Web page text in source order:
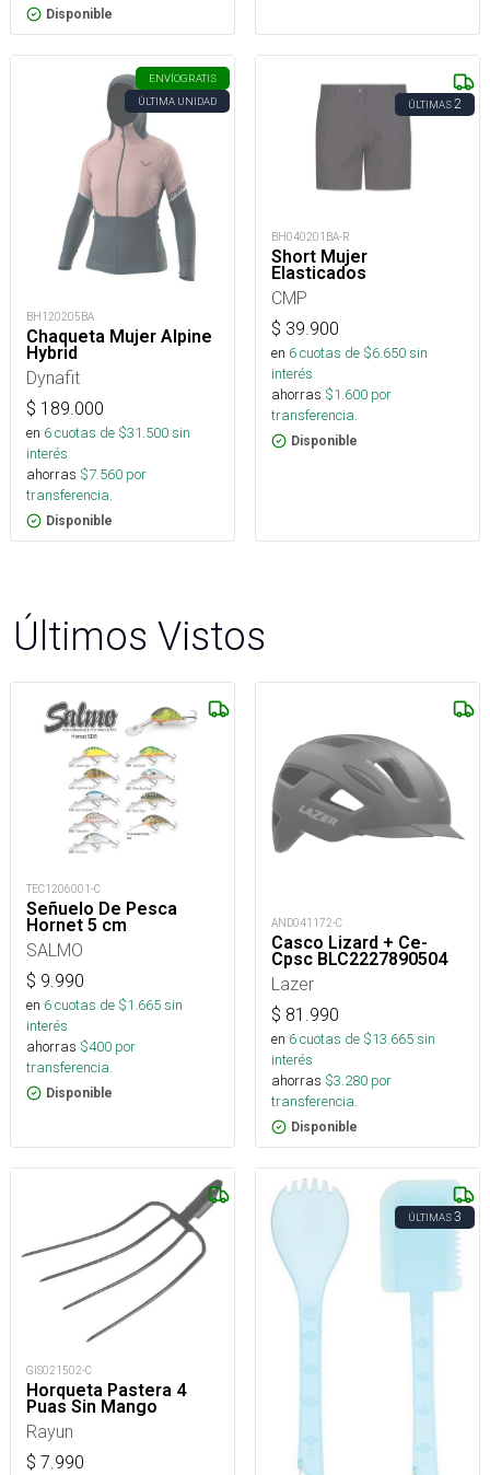
Disponible
ENVÍOGRATIS
ÚLTIMA UNIDAD
BH120205BA
Chaqueta Mujer Alpine
Hybrid
Dynafit
$ 189.000
en 6cuotas de $31.500sin
interés
ahorras $7.560 por
transferencia.
Disponible
ÚLTIMAS2
BH040201BA-R
Short Mujer
Elasticados
CMP
$ 39.900
en 6cuotas de $6.650sin
interés
ahorras $1.600 por
transferencia.
Disponible
Últimos Vistos
TEC1206001-C
Señuelo De Pesca
Hornet 5 cm
SALMO
$ 9.990
en 6cuotas de $1.665sin
interés
ahorras $400 por
transferencia.
Disponible
AND041172-C
Casco Lizard + Ce-
Cpsc BLC2227890504
Lazer
$ 81.990
en 6cuotas de $13.665sin
interés
ahorras $3.280 por
transferencia.
Disponible
GIS021502-C
Horqueta Pastera 4
Puas Sin Mango
Rayun
$ 7.990
ÚLTIMAS3